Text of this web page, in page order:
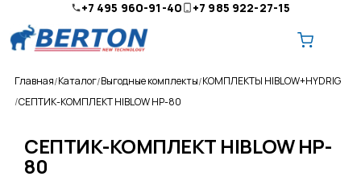
+7 495 960-91-40 +7 985 922-27-15
О компании
Главная Каталог Выгодные комплекты КОМПЛЕКТЫ HIBLOW+HYDRIG
СЕПТИК-КОМПЛЕКТ HIBLOW HP-80
СЕПТИК-КОМПЛЕКТ HIBLOW HP-
80